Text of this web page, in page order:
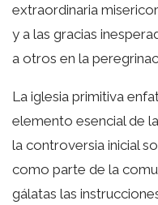
extraordinaria
y a las gracias
a otros en la
La iglesia primitiva
elemento esencial de
la controversia inicial
como parte de la
gálatas las